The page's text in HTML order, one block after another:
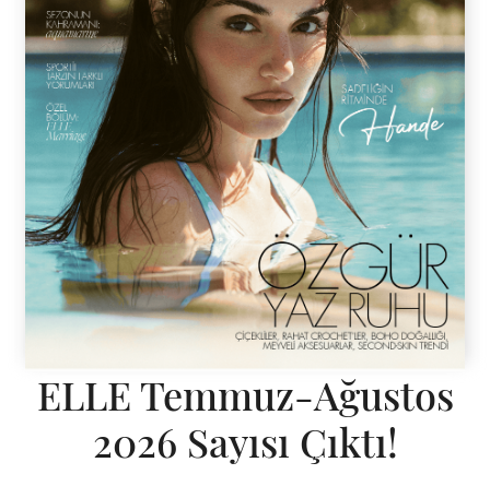
ELLE Temmuz-Ağustos
2026 Sayısı Çıktı!